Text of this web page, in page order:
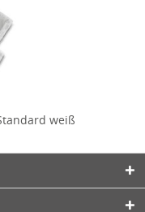
weiß